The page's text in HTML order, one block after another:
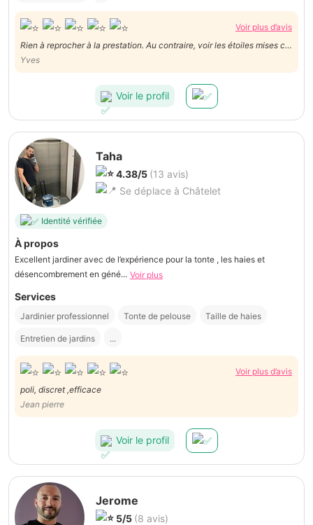
Voir plus d’avis
Rien à reprocher à la prestation. Au contraire, voir les étoiles mises ci-
dessus.
Yves
Voir le profil
Taha
4.38/5 (13 avis)
Se déplace à Châtelet
Identité vérifiée
À propos
Excellent jardiner avec de l’expérience pour la tonte , les haies et
désencombrement en géné... Voir plus
Services
Jardinier professionnel Tonte de pelouse Taille de haies
Entretien de jardins ...
Voir plus d’avis
poli, discret ,efficace
Jean pierre
Voir le profil
Jerome
5/5 (8 avis)